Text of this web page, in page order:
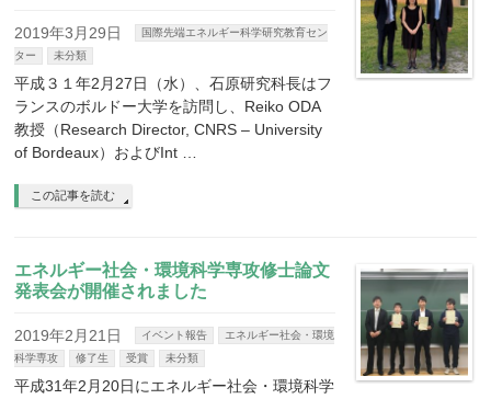
2019年3月29日
国際先端エネルギー科学研究教育セン
ター
未分類
平成３１年2月27日（水）、石原研究科長はフ
ランスのボルドー大学を訪問し、Reiko ODA
教授（Research Director, CNRS – University
of Bordeaux）およびInt …
この記事を読む
エネルギー社会・環境科学専攻修士論文
発表会が開催されました
2019年2月21日 イベント報告
エネルギー社会・環境
科学専攻
修了生 受賞 未分類
平成31年2月20日にエネルギー社会・環境科学